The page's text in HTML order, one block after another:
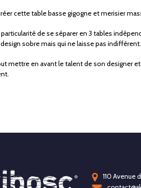
cette table basse gigogne et merisier
de se séparer en 3 tables
sobre mais qui ne laisse pas indifférent.
mettre en avant le talent de son designer
110 Avenue